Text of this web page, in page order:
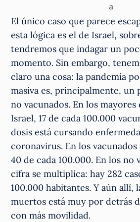
a
El único caso que parece
esta lógica es el de Israel,
tendremos que indagar un
momento. Sin embargo,
claro una cosa: la pandemia
masiva es, principalmente, un
no vacunados. En los mayores
Israel, 17 de cada 100.000
dosis está cursando
coronavirus. En los
40 de cada 100.000. En los no
cifra se multiplica: hay 282
100.000 habitantes. Y aún allí,
muertos está muy por detrás
con más movilidad.